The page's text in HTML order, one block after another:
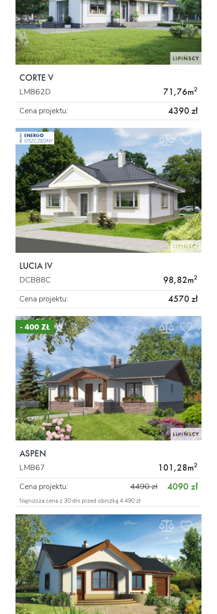
CORTE V
LMB62D 71,76m2
Cena projektu: 4390 zł
PROJEKT ENERGO
OSZCZĘDNY
LUCIA IV
DCB88C 98,82m2
Cena projektu: 4570 zł
- 400 ZŁ
ASPEN
LMB67 101,28m2
Cena projektu: 4090 zł
4490 zł
Najniższa cena z 30 dni przed obniżką 4 490 zł